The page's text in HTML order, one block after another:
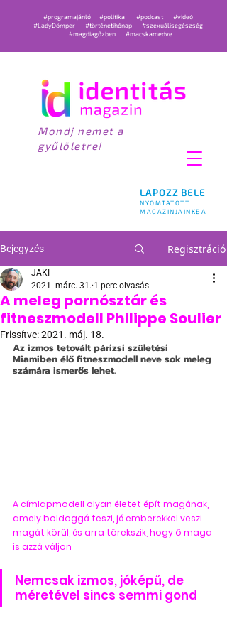
LAPOZZ BELE
NYOMTATOTT
MAGAZINJAINKBA
#programajánló #politika #podcast
#videó
#LadyDömper
#történetihónap
#szexuálisegészség
#magdiagőzben
#macskamedve
Mondj nemet a
gyűlöletre!
Bejegyzés Regisztráció
A meleg pornósztár és
fitneszmodell Philippe Soulier
JAKI
2021. márc. 31. 1 perc olvasás
Frissítve:2021. máj. 18.
Az izmos tetovált párizsi születési
Miamiben élő fitneszmodell neve sok meleg
számára ismerős lehet.
A címlapmodell olyan életet épít magának,
amely boldoggá teszi, jó emberekkel veszi
magát körül, és arra törekszik, hogy ő maga
is azzá váljon
Nemcsak izmos, jóképű, de
méretével sincs semmi gond